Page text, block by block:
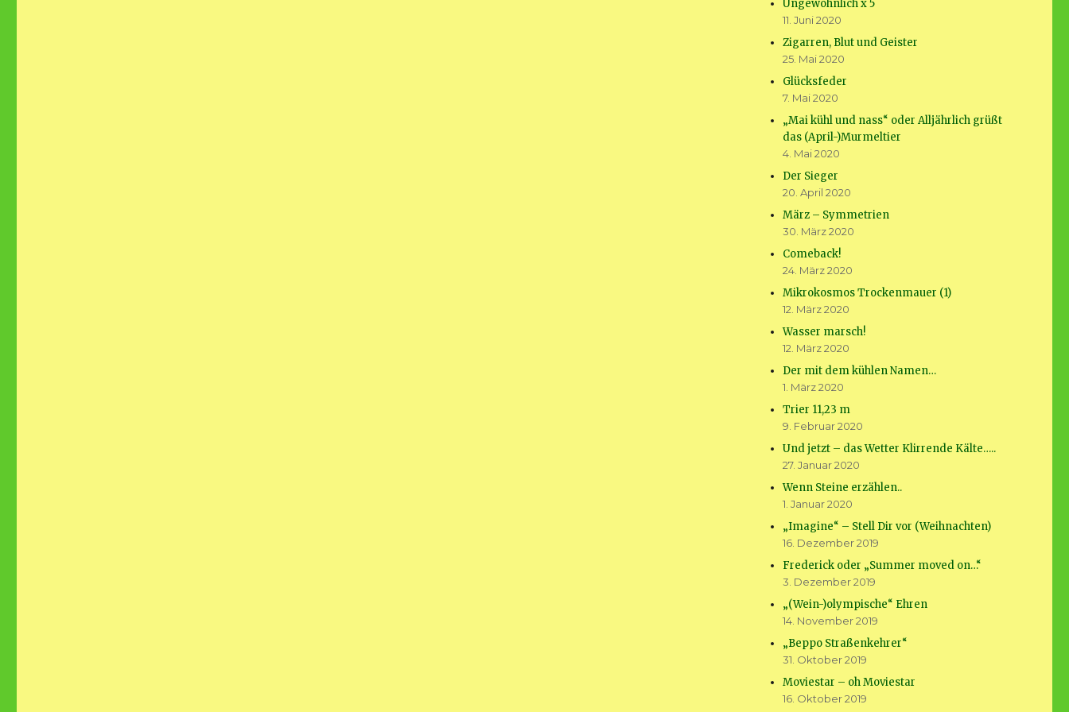
Ungewöhnlich x 5
11. Juni 2020
Zigarren, Blut und Geister
25. Mai 2020
Glücksfeder
7. Mai 2020
„Mai kühl und nass“ oder Alljährlich grüßt
das (April-)Murmeltier
4. Mai 2020
Der Sieger
20. April 2020
März – Symmetrien
30. März 2020
Comeback!
24. März 2020
Mikrokosmos Trockenmauer (1)
12. März 2020
Wasser marsch!
12. März 2020
Der mit dem kühlen Namen…
1. März 2020
Trier 11,23 m
9. Februar 2020
Und jetzt – das Wetter Klirrende Kälte…..
27. Januar 2020
Wenn Steine erzählen..
1. Januar 2020
„Imagine“ – Stell Dir vor (Weihnachten)
16. Dezember 2019
Frederick oder „Summer moved on…“
3. Dezember 2019
„(Wein-)olympische“ Ehren
14. November 2019
„Beppo Straßenkehrer“
31. Oktober 2019
Moviestar – oh Moviestar
16. Oktober 2019